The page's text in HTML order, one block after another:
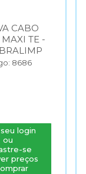
CABO
TE -
8686
login
ou
se
preços